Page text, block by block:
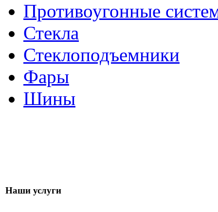
Противоугонные
Стекла
Стеклоподъемники
Фары
Шины
Наши услуги